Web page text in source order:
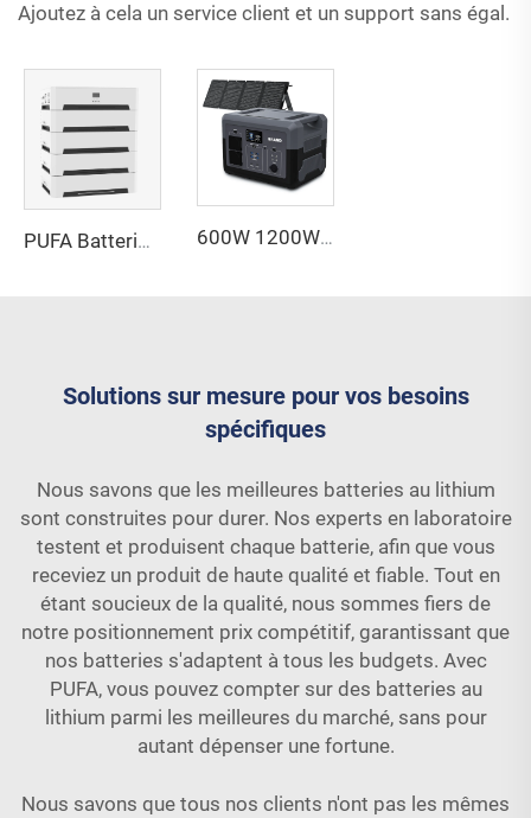
Ajoutez à cela un service client et un support sans égal.
PUFA Batterie lithium-ion solaire 51,2v 100ah Système de stockage d'énergie domestique 10kwh 20kwh Système de stockage d'énergie solaire domestique 600W 1200W 1800W 2400W 3000W 5000W Onduleur Groupe électrogène Solaire Batterie Lithium Lifepo4 Station d'alimentation portable avec panneaux solaires
Solutions sur mesure pour vos besoins
spécifiques
Nous savons que les meilleures batteries au lithium
sont construites pour durer. Nos experts en laboratoire
testent et produisent chaque batterie, afin que vous
receviez un produit de haute qualité et fiable. Tout en
étant soucieux de la qualité, nous sommes fiers de
notre positionnement prix compétitif, garantissant que
nos batteries s'adaptent à tous les budgets. Avec
PUFA, vous pouvez compter sur des batteries au
lithium parmi les meilleures du marché, sans pour
autant dépenser une fortune.
Nous savons que tous nos clients n'ont pas les mêmes